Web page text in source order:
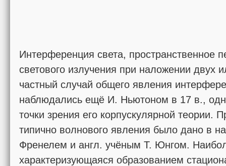
Интерференция света, пространственное
светового излучения при наложении двух
частный случай общего явления
наблюдались ещё И. Ньютоном в 17 в.,
точки зрения его корпускулярной теории.
типично волнового явления было дано в
Френелем и англ. учёным Т. Юнгом.
характеризующаяся образованием